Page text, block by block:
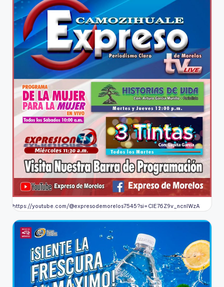
https://youtube.com/@expresodemorelos7545?si=CIE76Z9v_ncnlWzA